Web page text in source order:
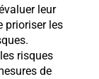
leur
prioriser les
risques
de